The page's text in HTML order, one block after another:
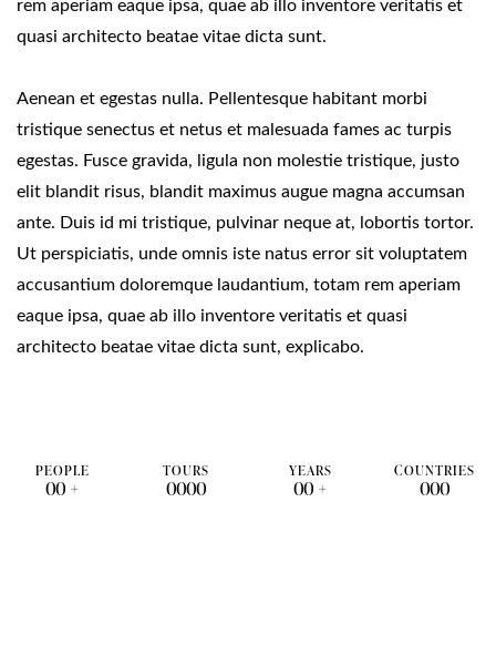
rem aperiam eaque ipsa, quae ab illo inventore veritatis et
quasi architecto beatae vitae dicta sunt.
Aenean et egestas nulla. Pellentesque habitant morbi
tristique senectus et netus et malesuada fames ac turpis
egestas. Fusce gravida, ligula non molestie tristique, justo
elit blandit risus, blandit maximus augue magna accumsan
ante. Duis id mi tristique, pulvinar neque at, lobortis tortor.
Ut perspiciatis, unde omnis iste natus error sit voluptatem
accusantium doloremque laudantium, totam rem aperiam
eaque ipsa, quae ab illo inventore veritatis et quasi
architecto beatae vitae dicta sunt, explicabo.
PEOPLE
00 +
TOURS
0000
YEARS
00 +
COUNTRIES
000